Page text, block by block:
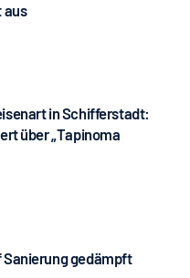
aus
in Schifferstadt:
über „Tapinoma
gedämpft